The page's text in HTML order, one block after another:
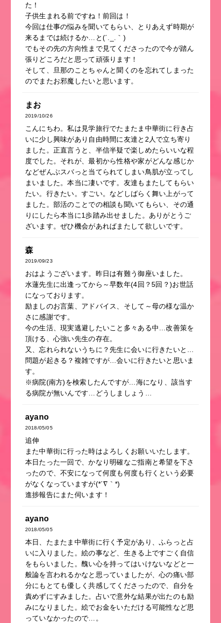
た！
子供生まれる前ですね！前回は！
今回は仕事の悩みを聞いてもらい、とりあえず時期が
来るまでは続けるか…と(´._.｀)
でもその先の方向性まで見てくださったので今が踏ん
張りどころだと思って頑張ります！
そして、旦那のことちゃんと聞くのを忘れてしまった
のでまたお邪魔したいと思います。
まお
2019/10/26
こんにちわ。私は見学旅行でたまたま中華街に行き占
いに少し興味があり自由時間に友達と2人で立ち寄り
ました。正直言うと、半信半疑で楽しめたらいいな程
度でした。それが、最初から性格や家がどんな感じか
などぜんぶスバっと当てられてしまい鳥肌が立ってし
まいました。本当に凄いです。友達もまたしてもらい
たい。行きたい。すごい。などしばらく舞い上がって
ました。部活のことでの相談も聞いてもらい、その通
りにしたら本当に1歩踏み出せました。ありがとうご
ざいます。ぜひ機会があればまたして欲しいです。
森
2019/09/23
おはようございます。昨日は有難う御座いました。
水蓮先生に出逢ってから～早数年(4回？5回？)お世話
になっております。
励ましのお言葉、アドバイス、そして～母の様な温か
さに感謝です。
今の生活、現実逃避したいこと多々ある中…改善策を
頂ける、心強い先生の存在。
又、忘れられないうちに？先生に会いに行きたいと…
問題が起きる？複雑ですが…会いに行きたいと思いま
す。
※病院(南方)を検索したんですが…海になり、該当す
る病院が無いんです…どうしましょう…
ayano
2018/05/05
追伸
また中華街に行った時はよろしくお願いいたします。
本日たった一回で、かなり明確なご指南と希望を下さ
ったので、不安になって何度も何度も行くという必要
がなくなっていますが(*´∇｀*)
進捗報告にまた伺います！
ayano
2018/05/05
本日、たまたま中華街に行く予定があり、ふらっと占
いに入りました。絵の事など、生きる上ですごく自信
をもらいました。醜い心を持ってはいけないなどと一
般論を言われるかなと思っていましたが、心の痛い部
分にもとても優しく共感してくださったので、自分を
責めずにすみました。占いで意外な結果が出たのも励
みになりました。絵でお金をいただける可能性など思
っていなかったので…。